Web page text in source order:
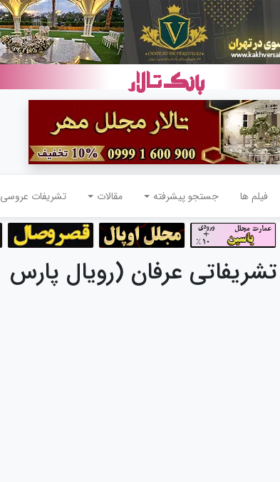
فیلم ها جستجو پیشرفته مقالات تشریفات عروسی
عرفان (رویال پارس